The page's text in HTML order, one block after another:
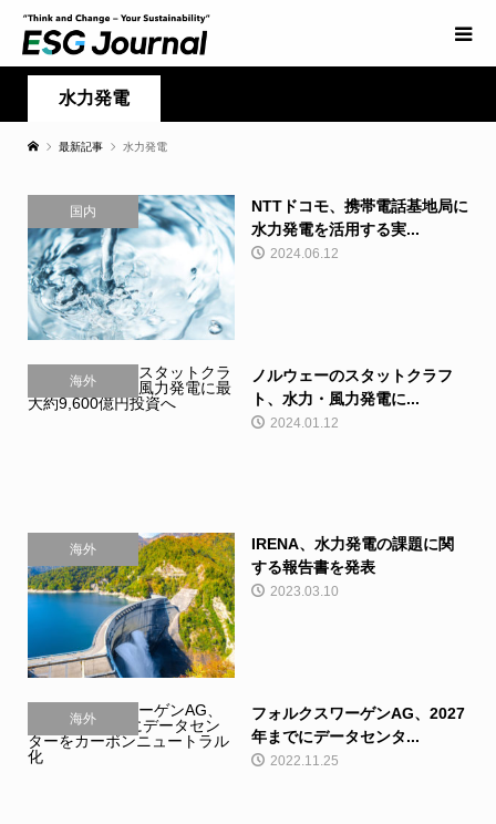
水力発電
最新記事 水力発電
国内
NTTドコモ、携帯電話基地局に
水力発電を活用する実...
2024.06.12
海外
ノルウェーのスタットクラフ
ト、水力・風力発電に...
2024.01.12
海外
IRENA、水力発電の課題に関
する報告書を発表
2023.03.10
海外
フォルクスワーゲンAG、2027
年までにデータセンタ...
2022.11.25